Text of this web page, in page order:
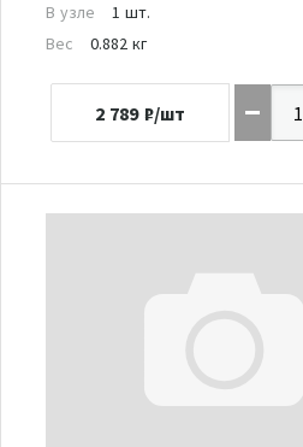
В узле
1 шт.
Вес
0.882 кг
2 789 ₽/шт